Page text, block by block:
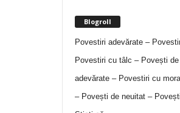
Blogroll
Povestiri adevărate –
Povestiri cu tâlc – Povești
adevărate – Povestiri cu
– Povești de neuitat –